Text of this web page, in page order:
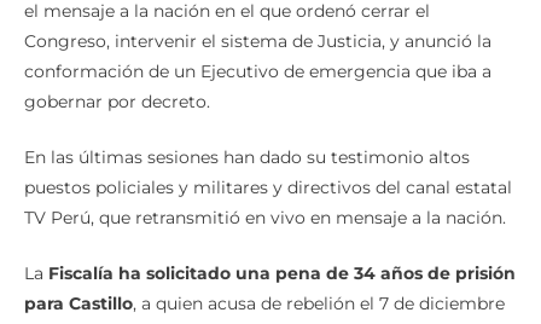
el mensaje a la nación en el que ordenó cerrar el
Congreso, intervenir el sistema de Justicia, y anunció la
conformación de un Ejecutivo de emergencia que iba a
gobernar por decreto.
En las últimas sesiones han dado su testimonio altos
puestos policiales y militares y directivos del canal estatal
TV Perú, que retransmitió en vivo en mensaje a la nación.
La Fiscalía ha solicitado una pena de 34 años de prisión
para Castillo, a quien acusa de rebelión el 7 de diciembre